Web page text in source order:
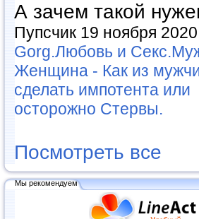
А зачем такой
Пупсчик 19 ноября
Gorg.Любовь и
Женщина - Как из
сделать импотента или
осторожно Стервы.
Посмотреть все
Мы рекомендуем